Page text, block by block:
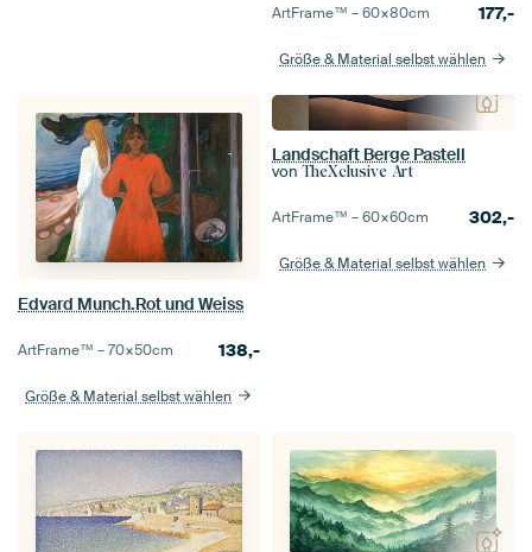
ArtFrame™ –60×80cm 177,-
Größe & Material selbst wählen
Edvard Munch.Rot und Weiss
ArtFrame™ –70×50cm 138,-
Größe & Material selbst wählen
Landschaft Berge Pastell
von TheXclusive Art
ArtFrame™ –60×60cm 302,-
Größe & Material selbst wählen